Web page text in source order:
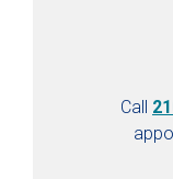
Call